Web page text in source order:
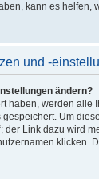
kann es helfen,
und -
ändern?
haben, werden alle
gespeichert. Um
der Link dazu wird
klicken.